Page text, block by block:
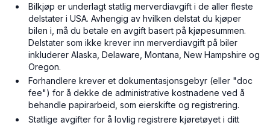
Bilkjøp er underlagt statlig merverdiavgift i de aller fleste
delstater i USA. Avhengig av hvilken delstat du kjøper
bilen i, må du betale en avgift basert på kjøpesummen.
Delstater som ikke krever inn merverdiavgift på biler
inkluderer Alaska, Delaware, Montana, New Hampshire og
Oregon.
Forhandlere krever et dokumentasjonsgebyr (eller "doc
fee") for å dekke de administrative kostnadene ved å
behandle papirarbeid, som eierskifte og registrering.
Statlige avgifter for å lovlig registrere kjøretøyet i ditt